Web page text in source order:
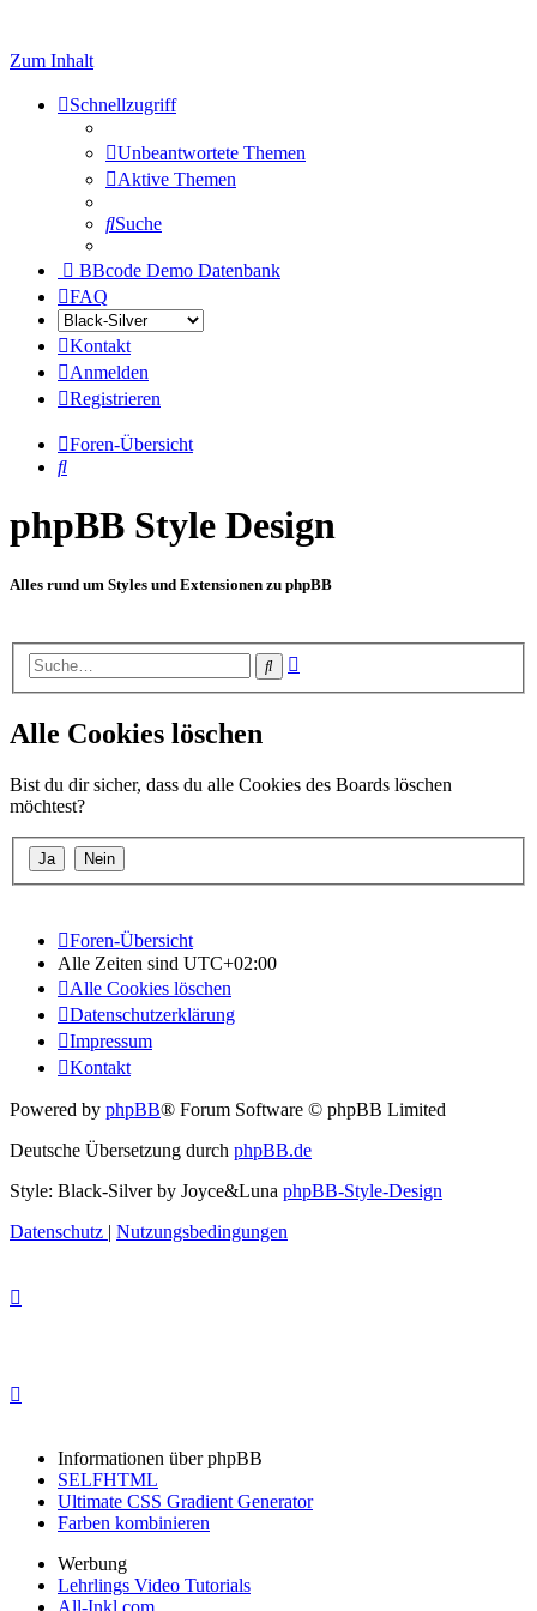
Zum Inhalt
Schnellzugriff
Unbeantwortete Themen
Aktive Themen
Suche
BBcode Demo Datenbank
FAQ
Kontakt
Anmelden
Registrieren
Foren-Übersicht
Suche
phpBB Style Design
Alles rund um Styles und Extensionen zu phpBB
Suche
Alle Cookies löschen
Bist du dir sicher, dass du alle Cookies des Boards löschen
möchtest?
Foren-Übersicht
Alle Zeiten sind UTC+02:00
Alle Cookies löschen
Datenschutzerklärung
Impressum
Kontakt
Powered by phpBB® Forum Software © phpBB Limited
Deutsche Übersetzung durch phpBB.de
Style: Black-Silver by Joyce&Luna phpBB-Style-Design
Datenschutz | Nutzungsbedingungen
Informationen über phpBB
SELFHTML
Ultimate CSS Gradient Generator
Farben kombinieren
Werbung
Lehrlings Video Tutorials